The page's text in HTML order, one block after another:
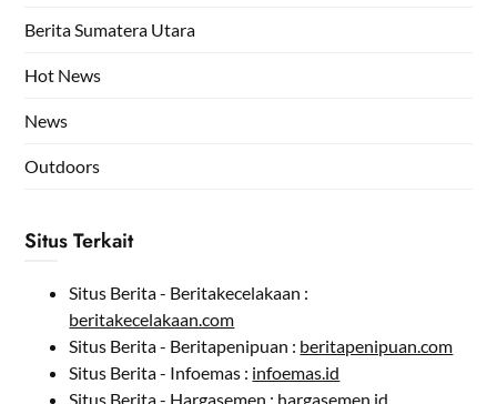
Berita Sumatera Utara
Hot News
News
Outdoors
Situs Terkait
Situs Berita - Beritakecelakaan :
beritakecelakaan.com
Situs Berita - Beritapenipuan : beritapenipuan.com
Situs Berita - Infoemas : infoemas.id
Situs Berita - Hargasemen : hargasemen.id